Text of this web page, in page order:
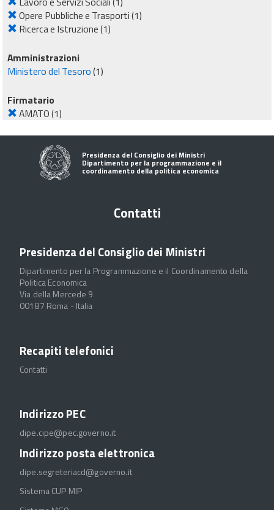
Opere Pubbliche e Trasporti(1)
Ricerca e Istruzione(1)
Amministrazioni
Ministero del Tesoro(1)
Firmatario
AMATO(1)
Presidenza del Consiglio dei Ministri
Dipartimento per la programmazione e il
coordinamento della politica economica
Contatti
Presidenza del Consiglio dei Ministri
Dipartimento per la Programmazione e il Coordinamento della
Politica Economica
Via della Mercede 9
00187 Roma - Italia
Recapiti telefonici
Contatti
Indirizzo PEC
dipe.cipe@pec.governo.it
Indirizzo posta elettronica
dipe.segreteriacd@governo.it
Sistema CUP MIP